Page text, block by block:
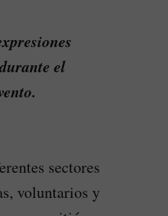
el
sectores
voluntarios y